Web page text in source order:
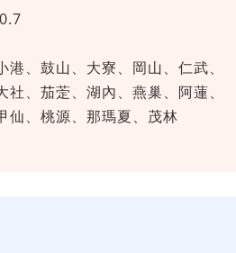
、鼓山、大寮、岡山、仁武、
、茄萣、湖內、燕巢、阿蓮、
仙、桃源、那瑪夏、茂林